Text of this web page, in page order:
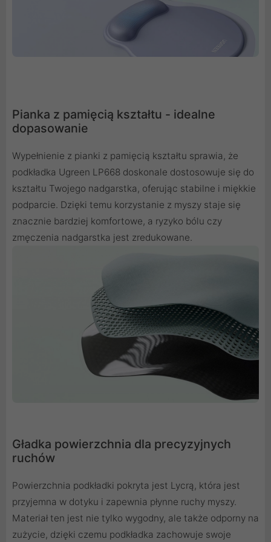
Pianka z pamięcią kształtu - idealne
dopasowanie
Wypełnienie z pianki z pamięcią kształtu sprawia, że
podkładka Ugreen LP668 doskonale dostosowuje się do
kształtu Twojego nadgarstka, oferując stabilne i miękkie
podparcie. Dzięki temu korzystanie z myszy staje się
znacznie bardziej komfortowe, a ryzyko bólu czy
zmęczenia nadgarstka jest zredukowane.
Gładka powierzchnia dla precyzyjnych
ruchów
Powierzchnia podkładki pokryta jest Lycrą, która jest
przyjemna w dotyku i zapewnia płynne ruchy myszy.
Materiał ten jest nie tylko wygodny, ale także odporny na
zużycie, dzięki czemu podkładka zachowuje swoje